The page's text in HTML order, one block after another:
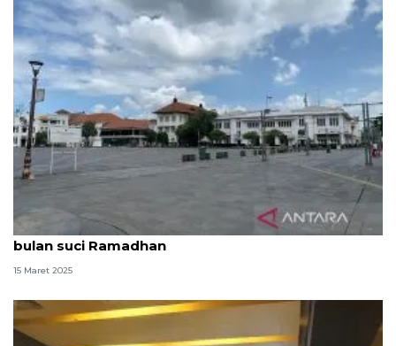
Mendalami sejarah kawasan Kota Tua Jakarta di
bulan suci Ramadhan
15 Maret 2025